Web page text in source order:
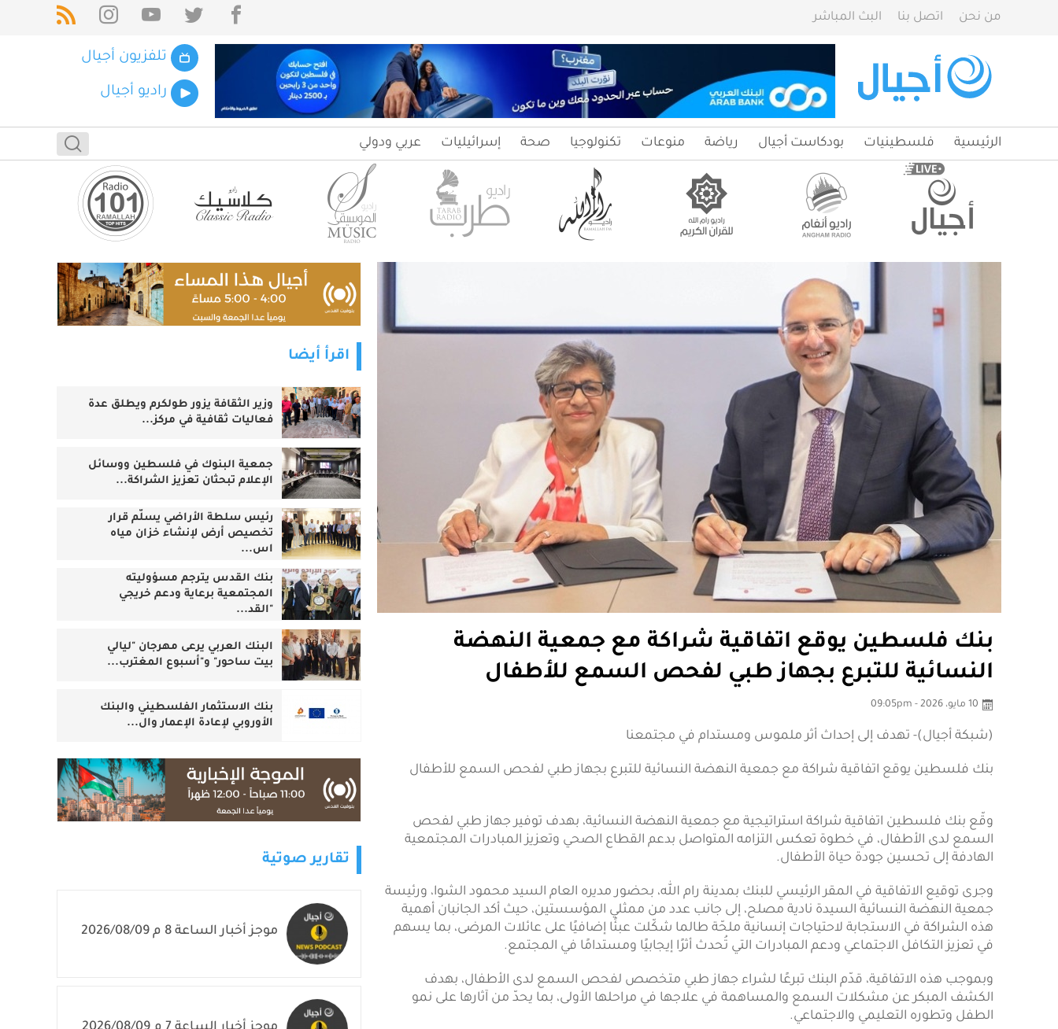
من نحن اتصل بنا البث المباشر
تلفزيون أجيال
راديو أجيال
الرئيسية فلسطينيات بودكاست أجيال رياضة منوعات تكنولوجيا صحة إسرائيليات عربي ودولي
بنك فلسطين يوقع اتفاقية شراكة مع جمعية النهضة
النسائية للتبرع بجهاز طبي لفحص السمع للأطفال
10 مايو، 2026 - 09:05pm
(شبكة أجيال)- تهدف إلى إحداث أثر ملموس ومستدام في مجتمعنا
بنك فلسطين يوقع اتفاقية شراكة مع جمعية النهضة النسائية للتبرع بجهاز طبي لفحص السمع للأطفال
وقّع بنك فلسطين اتفاقية شراكة استراتيجية مع جمعية النهضة النسائية، بهدف توفير جهاز طبي لفحص
السمع لدى الأطفال، في خطوة تعكس التزامه المتواصل بدعم القطاع الصحي وتعزيز المبادرات المجتمعية
الهادفة إلى تحسين جودة حياة الأطفال.
وجرى توقيع الاتفاقية في المقر الرئيسي للبنك بمدينة رام الله، بحضور مديره العام السيد محمود الشوا، ورئيسة
جمعية النهضة النسائية السيدة نادية مصلح، إلى جانب عدد من ممثلي المؤسستين، حيث أكد الجانبان أهمية
هذه الشراكة في الاستجابة لاحتياجات إنسانية ملحّة طالما شكّلت عبئًا إضافيًا على عائلات المرضى، بما يسهم
في تعزيز التكافل الاجتماعي ودعم المبادرات التي تُحدث أثرًا إيجابيًا ومستدامًا في المجتمع.
وبموجب هذه الاتفاقية، قدّم البنك تبرعًا لشراء جهاز طبي متخصص لفحص السمع لدى الأطفال، بهدف
الكشف المبكر عن مشكلات السمع والمساهمة في علاجها في مراحلها الأولى، بما يحدّ من آثارها على نمو
الطفل وتطوره التعليمي والاجتماعي.
اقرأ أيضا
وزير الثقافة يزور طولكرم ويطلق عدة
فعاليات ثقافية في مركز...
جمعية البنوك في فلسطين ووسائل
الإعلام تبحثان تعزيز الشراكة...
رئيس سلطة الأراضي يسلّم قرار
تخصيص أرض لإنشاء خزان مياه
اس...
بنك القدس يترجم مسؤوليته
المجتمعية برعاية ودعم خريجي
"القد...
البنك العربي يرعى مهرجان "ليالي
بيت ساحور" و"أسبوع المغترب...
بنك الاستثمار الفلسطيني والبنك
الأوروبي لإعادة الإعمار وال...
تقارير صوتية
موجز أخبار الساعة 8 م 2026/08/09